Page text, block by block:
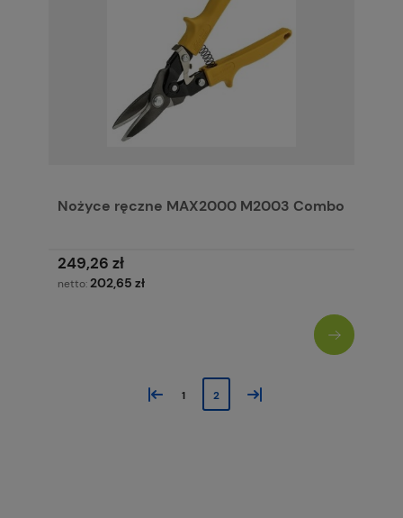
Nożyce ręczne MAX2000 M2003 Combo
249,26 zł
netto:202,65 zł
« 1 2 »